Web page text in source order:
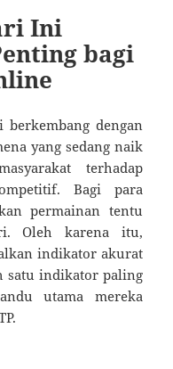
Ini
bagi
dengan
yang sedang naik
terhadap
Bagi para
permainan tentu
Oleh karena itu,
indikator akurat
satu indikator paling
utama mereka